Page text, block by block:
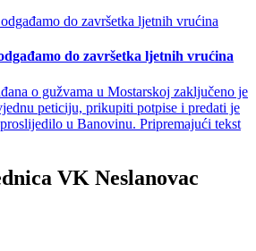
do završetka ljetnih vrućina
o gužvama u Mostarskoj zaključeno je
peticiju, prikupiti potpise i predati je
u Banovinu. Pripremajući tekst
VK Neslanovac